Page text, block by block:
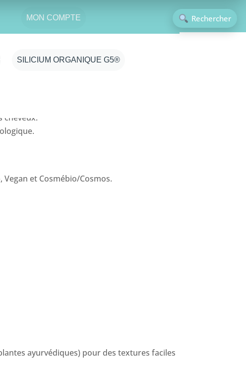
MON COMPTE
SILICIUM ORGANIQUE G5®
cheveux.
et Cosmébio/Cosmos.
ayurvédiques) pour des textures faciles
Rechercher